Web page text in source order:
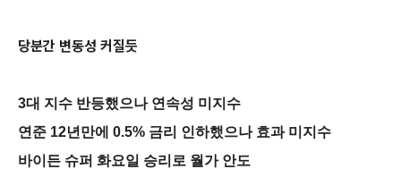
당분간 변동성 커질듯
3대 지수 반등했으나 연속성 미지수
연준 12년만에 0.5% 금리 인하했으나 효과 미지수
바이든 슈퍼 화요일 승리로 월가 안도